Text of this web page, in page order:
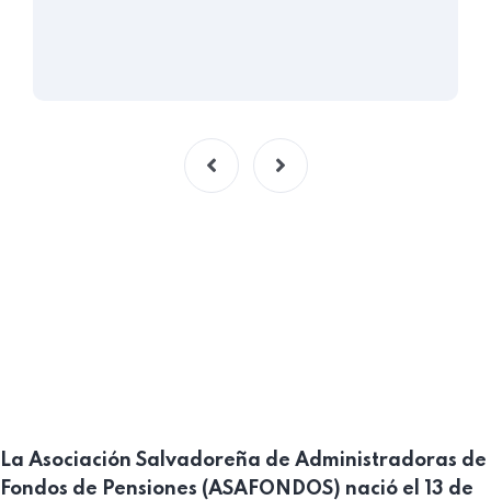
La Asociación Salvadoreña de Administradoras de
Fondos de Pensiones (ASAFONDOS) nació el 13 de